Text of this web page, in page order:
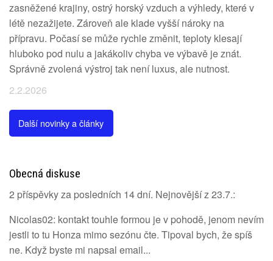
zasněžené krajiny, ostrý horský vzduch a výhledy, které v
létě nezažijete. Zároveň ale klade vyšší nároky na
přípravu. Počasí se může rychle změnit, teploty klesají
hluboko pod nulu a jakákoliv chyba ve výbavě je znát.
Správně zvolená výstroj tak není luxus, ale nutnost.
2.2.2026
Další novinky a články
Obecná diskuse
2 příspěvky za posledních 14 dní. Nejnovější z 23.7.:
Nicolas02: kontakt touhle formou je v pohodě, jenom nevím
jestli to tu Honza mimo sezónu čte. Tipoval bych, že spíš
ne. Když byste mi napsal email...